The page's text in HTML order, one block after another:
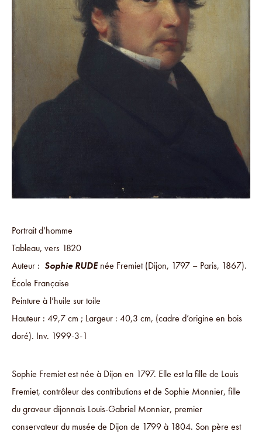
Portrait d’homme
Tableau, vers 1820
Auteur : Sophie RUDEnée Fremiet (Dijon, 1797 – Paris, 1867).
École Française
Peinture à l’huile sur toile
Hauteur : 49,7 cm ; Largeur : 40,3 cm, (cadre d’origine en bois
doré). Inv. 1999-3-1
Sophie Fremiet est née à Dijon en 1797. Elle est la fille de Louis
Fremiet, contrôleur des contributions et de Sophie Monnier, fille
du graveur dijonnais Louis-Gabriel Monnier, premier
conservateur du musée de Dijon de 1799 à 1804. Son père est